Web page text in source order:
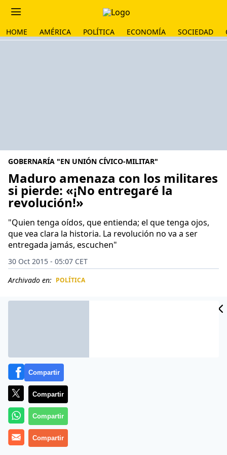
HOME AMÉRICA POLÍTICA ECONOMÍA SOCIEDAD
GOBERNARÍA "EN UNIÓN CÍVICO-MILITAR"
Maduro amenaza con los militares
si pierde: «¡No entregaré la
revolución!»
"Quien tenga oídos, que entienda; el que tenga ojos,
que vea clara la historia. La revolución no va a ser
entregada jamás, escuchen"
30 Oct 2015 - 05:07 CET
Archivado en: POLÍTICA
Más información
Compartir
Compartir
Compartir
Compartir